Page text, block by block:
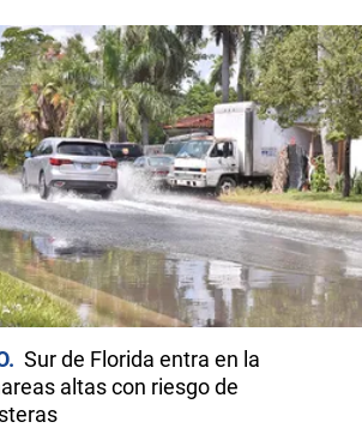
Sur de Florida entra en la
altas con riesgo de